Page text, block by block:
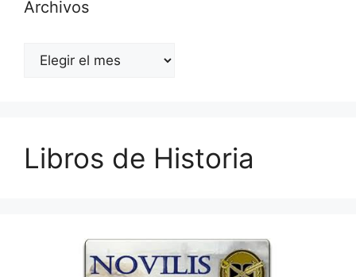
Archivos
Archivos
Libros de Historia